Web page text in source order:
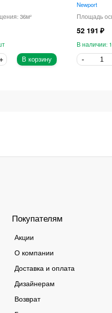
36
В корзину
Newport
52 191
Покупателям
Акции
О компании
Доставка и оплата
Дизайнерам
Возврат